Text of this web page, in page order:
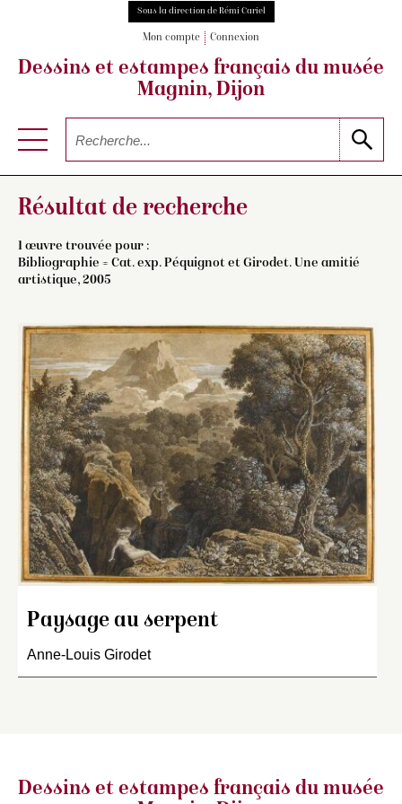
Sous la direction de Rémi Cariel
Mon compte Connexion
Dessins et estampes français du musée
Magnin, Dijon
Résultat de recherche
1 œuvre trouvée pour :
Bibliographie = Cat. exp. Péquignot et Girodet. Une amitié
artistique, 2005
Paysage au serpent
Anne-Louis Girodet
Dessins et estampes français du musée